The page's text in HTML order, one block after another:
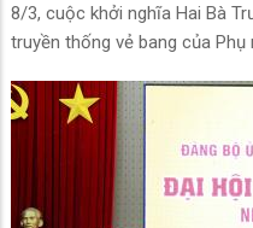
8/3, cuộc khởi nghĩa Hai Bà
truyền thống vẻ bang của
động (CCVCLĐ) tích cực lao
hạnh phúc, góp phần thực
hóa, hiện đại hóa đất nước;
nhiệm vụ chuyên môn. Đồng
chơi bổ ích, nâng cao tinh